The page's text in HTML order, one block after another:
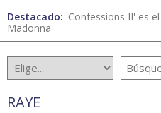
Destacado: 'Confessions II' es
Madonna
RAYE